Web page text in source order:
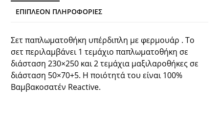
ΕΠΙΠΛΈΟΝ ΠΛΗΡΟΦΟΡΊΕΣ
Σετ παπλωματοθήκη υπέρδιπλη με φερμουάρ . Το
σετ περιλαμβάνει 1 τεμάχιο παπλωματοθήκη σε
διάσταση 230×250 και 2 τεμάχια μαξιλαροθήκες σε
διάσταση 50×70+5. Η ποιότητά του είναι 100%
Βαμβακοσατέν Reactive.